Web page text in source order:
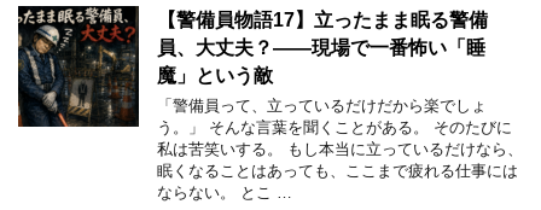
【警備員物語17】立ったまま眠る警備
員、大丈夫？――現場で一番怖い「睡
魔」という敵
「警備員って、立っているだけだから楽でしょ
う。」 そんな言葉を聞くことがある。 そのたびに
私は苦笑いする。 もし本当に立っているだけなら、
眠くなることはあっても、ここまで疲れる仕事には
ならない。 とこ …